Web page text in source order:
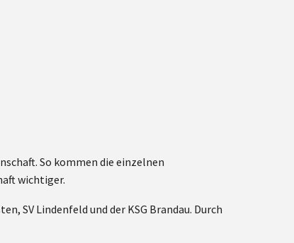
So kommen die einzelnen
wichtiger.
SV Lindenfeld und der KSG Brandau. Durch